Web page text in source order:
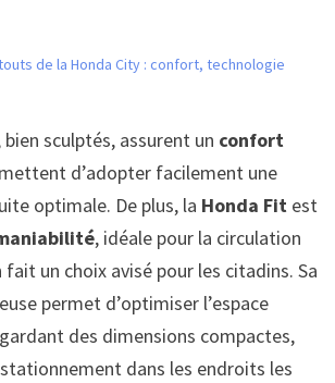
de la Honda City : confort, technologie
sculptés, assurent un confort
d’adopter facilement une
optimale. De plus, la Honda Fitest
, idéale pour la circulation
fait un choix avisé pour les citadins. Sa
permet d’optimiser l’espace
des dimensions compactes,
dans les endroits les